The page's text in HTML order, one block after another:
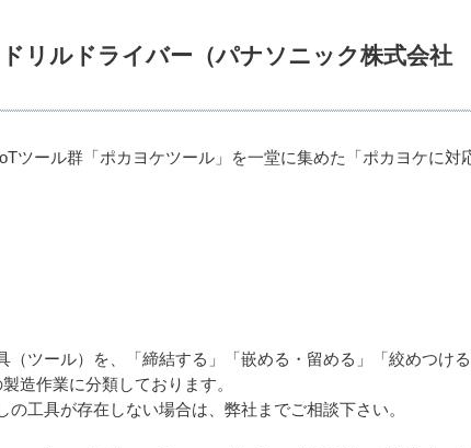
リルドライバー（パナソニック株式会社
ツール群「ポカヨケツール」を一堂に集めた「ポカヨケに対
ツール）を、「締結する」「嵌める・留める」「絞めつけ
造作業に分類しております。
工具が存在しない場合は、弊社までご相談下さい。